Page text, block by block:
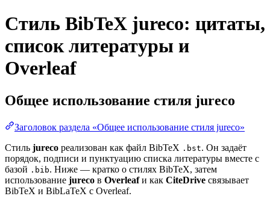
Стиль BibTeX jureco: цитаты,
список литературы и
Overleaf
Общее использование стиля jureco
Заголовок раздела «Общее использование стиля jureco»
Стиль jureco реализован как файл BibTeX .bst. Он задаёт
порядок, подписи и пунктуацию списка литературы вместе с
базой .bib. Ниже — кратко о стилях BibTeX, затем
использование jureco в Overleafи как CiteDrive связывает
BibTeX и BibLaTeX с Overleaf.